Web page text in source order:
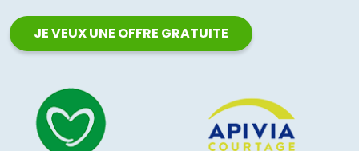
JE VEUX UNE OFFRE GRATUITE